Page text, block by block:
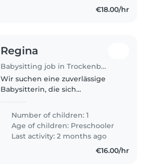
€18.00/hr
Regina
Babysitting job in Trockenborn-Wolfersdorf
Wir suchen eine zuverlässige
Babysitterin, die sich
gesprächiges Vorschulkind
kümmert. Unser Kind hat ADHS,
daher ist Erfahrung mit..
Number of children: 1
Age of children: Preschooler
Last activity: 2 months ago
€16.00/hr